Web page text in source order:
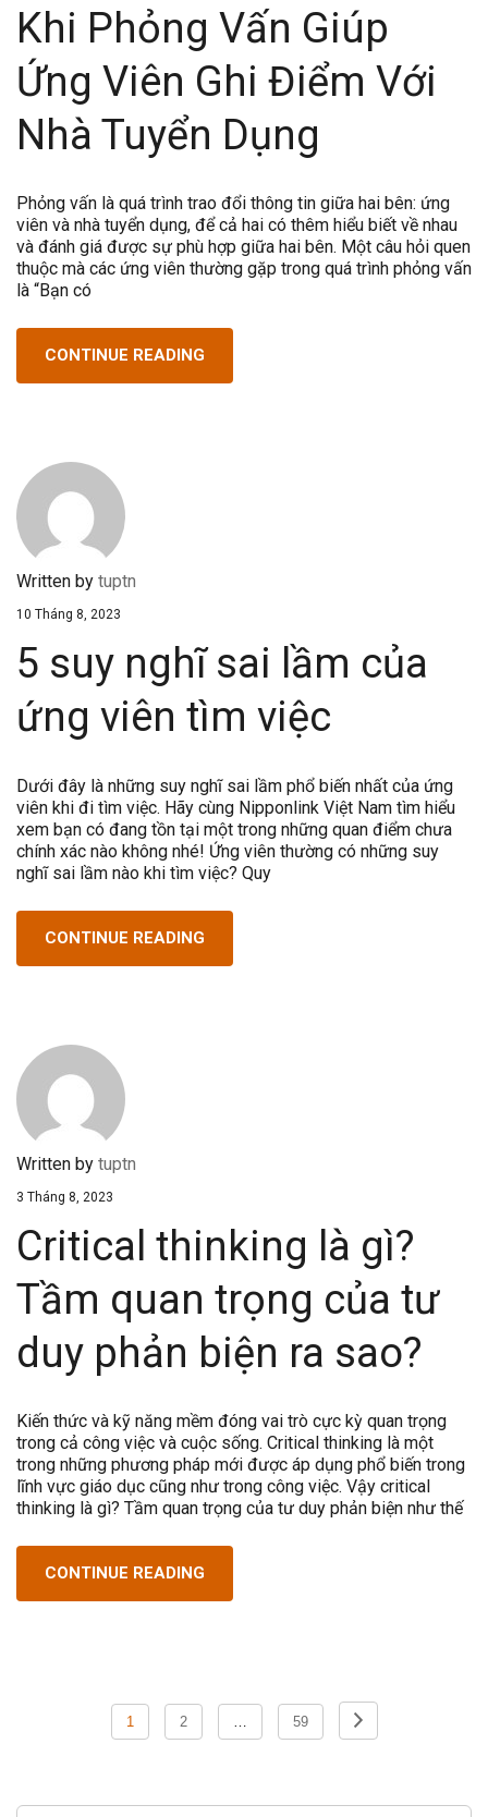
Khi Phỏng Vấn Giúp
Ứng Viên Ghi Điểm Với
Nhà Tuyển Dụng
Phỏng vấn là quá trình trao đổi thông tin giữa hai bên: ứng
viên và nhà tuyển dụng, để cả hai có thêm hiểu biết về nhau
và đánh giá được sự phù hợp giữa hai bên. Một câu hỏi quen
thuộc mà các ứng viên thường gặp trong quá trình phỏng vấn
là “Bạn có
CONTINUE READING
Written by tuptn
10 Tháng 8, 2023
5 suy nghĩ sai lầm của
ứng viên tìm việc
Dưới đây là những suy nghĩ sai lầm phổ biến nhất của ứng
viên khi đi tìm việc. Hãy cùng Nipponlink Việt Nam tìm hiểu
xem bạn có đang tồn tại một trong những quan điểm chưa
chính xác nào không nhé! Ứng viên thường có những suy
nghĩ sai lầm nào khi tìm việc? Quy
CONTINUE READING
Written by tuptn
3 Tháng 8, 2023
Critical thinking là gì?
Tầm quan trọng của tư
duy phản biện ra sao?
Kiến thức và kỹ năng mềm đóng vai trò cực kỳ quan trọng
trong cả công việc và cuộc sống. Critical thinking là một
trong những phương pháp mới được áp dụng phổ biến trong
lĩnh vực giáo dục cũng như trong công việc. Vậy critical
thinking là gì? Tầm quan trọng của tư duy phản biện như thế
CONTINUE READING
1 2 … 59
SEARCH